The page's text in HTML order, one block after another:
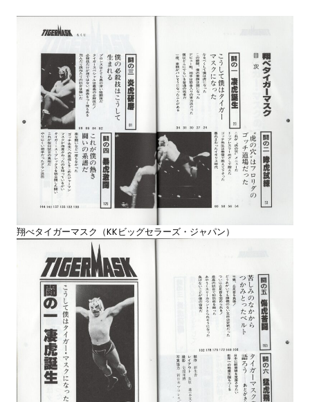
翔べタイガーマスク（KKビッグセラーズ・ジャパン）